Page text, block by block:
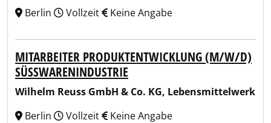
Berlin
Vollzeit Keine Angabe
MITARBEITER PRODUKTENTWICKLUNG (M/W/D)
SÜSSWARENINDUSTRIE
Wilhelm Reuss GmbH & Co. KG, Lebensmittelwerk
Berlin
Vollzeit Keine Angabe